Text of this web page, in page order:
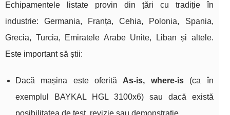
Echipamentele listate provin din țări cu tradiție în
industrie: Germania, Franța, Cehia, Polonia, Spania,
Grecia, Turcia, Emiratele Arabe Unite, Liban și altele.
Este important să știi:
Dacă mașina este oferită As‑is, where‑is(ca în
exemplul BAYKAL HGL 3100x6) sau dacă există